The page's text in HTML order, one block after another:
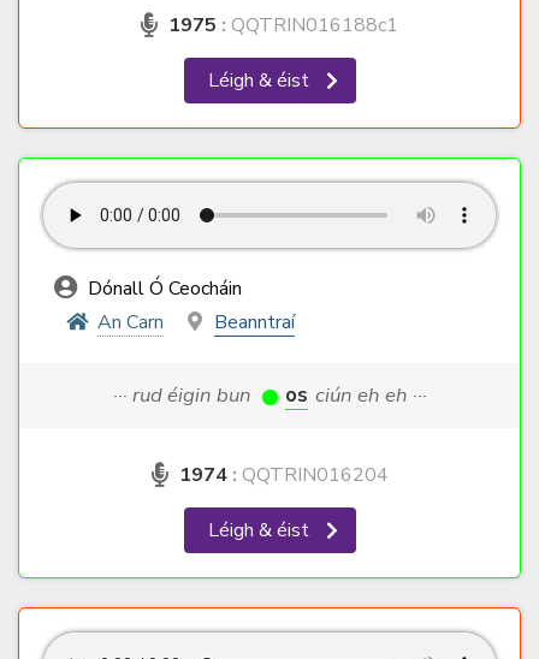
1975 : QQTRIN016188c1
Léigh & éist
Dónall Ó Ceocháin
An Carn
Beanntraí
··· rud éigin bun os ciún eh eh ···
1974 : QQTRIN016204
Léigh & éist